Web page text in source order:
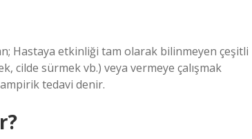
Hastaya etkinliği tam olarak bilinmeyen çeşitli
cilde sürmek vb.) veya vermeye çalışmak
tedavi denir.